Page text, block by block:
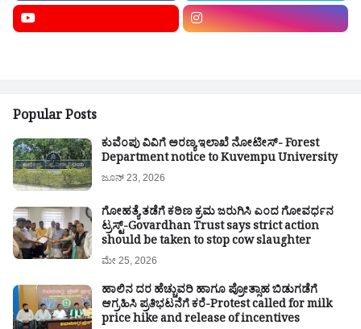
Popular Posts
ಕುವೆಂಪು ವಿವಿಗೆ ಅರಣ್ಯ ಇಲಾಖೆ ನೋಟೀಸ್- Forest
Department notice to Kuvempu University
ಜೂನ್ 23, 2026
ಗೋಹತ್ಯೆ ತಡೆಗೆ ಕಠಿಣ ಕ್ರಮ ಜರುಗಿಸಿ ಎಂದ ಗೋವರ್ಧನ
ಟ್ರಸ್ಟ್-Govardhan Trust says strict action
should be taken to stop cow slaughter
ಮೇ 25, 2026
ಹಾಲಿನ ದರ ಹೆಚ್ಚುವರಿ ಹಾಗೂ ಪ್ರೋತ್ಸಾಹ ಬಿಡುಗಡೆಗೆ
ಆಗ್ರಹಿಸಿ ಪ್ರತಿಭಟನೆಗೆ ಕರೆ-Protest called for milk
price hike and release of incentives